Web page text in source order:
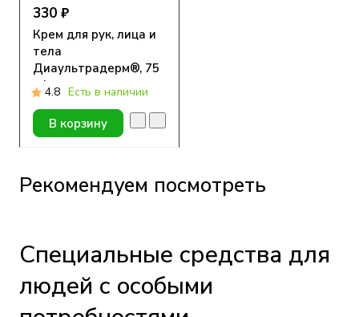
330 ₽
Крем для рук, лица и
тела
Диаультрадерм®, 75
ml4.8 Есть в наличии
В корзину
Рекомендуем посмотреть
Специальные средства для
людей с особыми